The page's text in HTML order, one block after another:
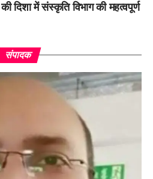
दिशा में संस्कृति विभाग की महत्वपूर्ण
संपादक